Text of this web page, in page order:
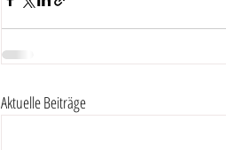
Aktuelle Beiträge